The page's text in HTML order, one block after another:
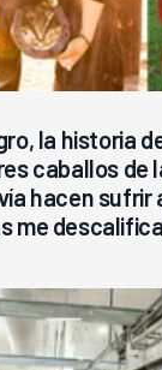
la historia
caballos de
hacen sufrir
me